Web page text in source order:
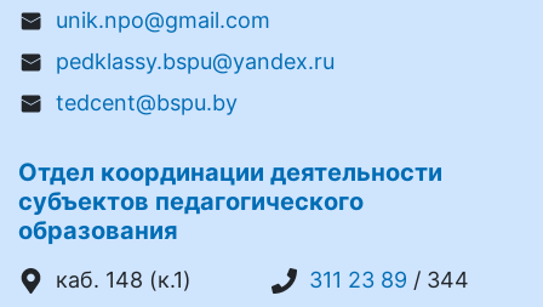
unik.npo@gmail.com
pedklassy.bspu@yandex.ru
tedcent@bspu.by
Отдел координации деятельности
субъектов педагогического
образования
каб. 148 (к.1) 311 23 89 / 344